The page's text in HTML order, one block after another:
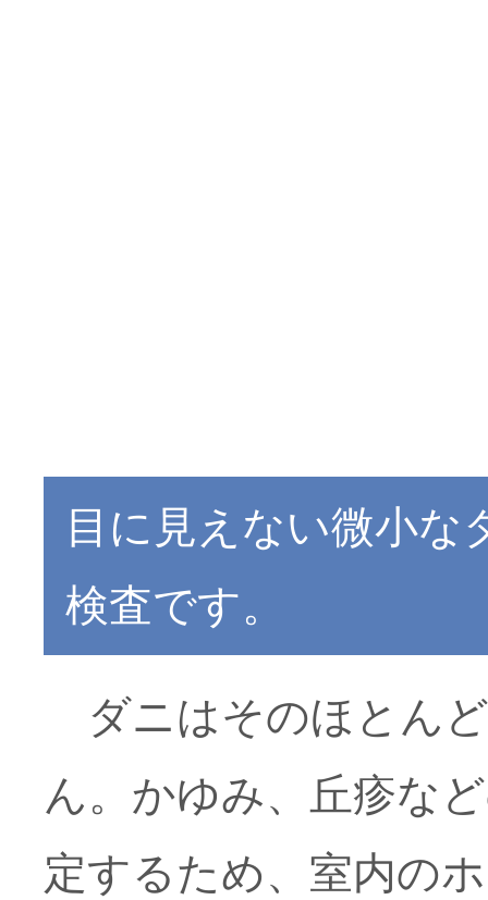
目に見えない微小な
検査です。
ダニはそのほとん
ん。かゆみ、丘疹な
定するため、室内の